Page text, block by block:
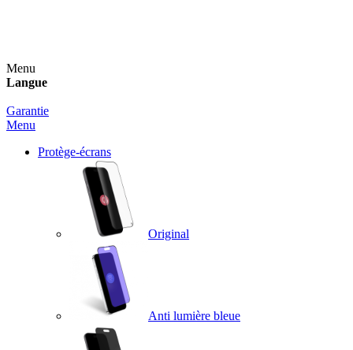
Menu
Langue
Garantie
Menu
Protège-écrans
Original
Anti lumière bleue